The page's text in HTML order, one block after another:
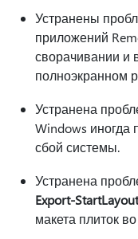
Устранены
приложений
сворачивании и
полноэкранном
Устранена
Windows иногда
сбой системы.
Устранена
Export-StartLayout
макета плиток